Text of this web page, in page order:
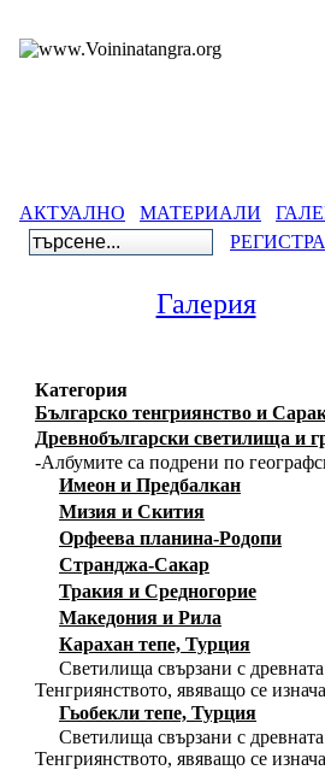
АКТУАЛНО МАТЕРИАЛИ
Галерия
Категория
Българско тенгриянство и
Древнобългарски светилища и
-Албумите са подрени по
Имеон и Предбалкан
Мизия и Скития
Орфеева планина-Родопи
Странджа-Сакар
Тракия и Средногорие
Македония и Рила
Карахан тепе, Турция
Светилища свързани с
Тенгриянството, явяващо се
Гьобекли тепе, Турция
Светилища свързани с
Тенгриянството, явяващо се